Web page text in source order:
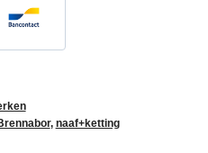
, naaf+ketting